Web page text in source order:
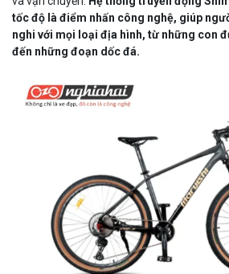
tốc độ là điểm nhấn công nghệ, giúp
nghi với mọi loại địa hình, từ những con
đến những đoạn dốc đá.